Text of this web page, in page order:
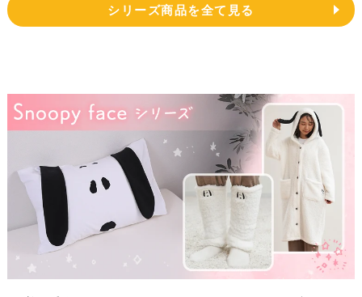
シリーズ商品を全て見る